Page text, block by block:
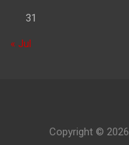
31
« Jul
Copyright © 2026